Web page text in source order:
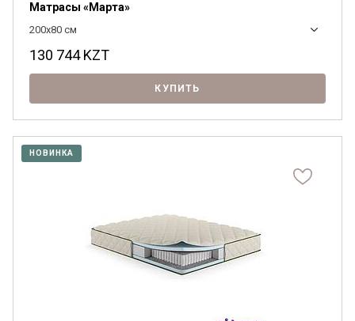
Матрасы «Марта»
200x80 см
130 744KZT
КУПИТЬ
НОВИНКА